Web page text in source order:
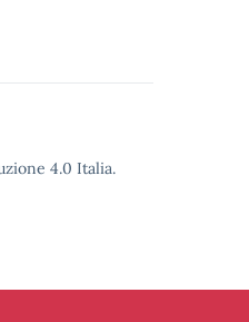
4.0 Italia.